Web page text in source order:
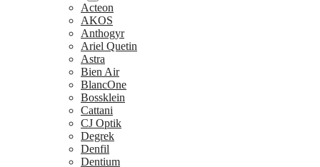
Acteon
AKOS
Anthogyr
Ariel Quetin
Astra
Bien Air
BlancOne
Bossklein
Cattani
CJ Optik
Degrek
Denfil
Dentium